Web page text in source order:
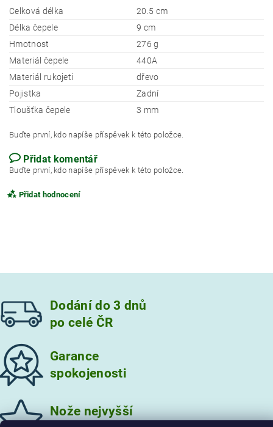
Celková délka
20.5 cm
Délka čepele
9 cm
Hmotnost
276 g
Materiál čepele
440A
Materiál rukojeti
dřevo
Pojistka
Zadní
Tloušťka čepele
3 mm
Buďte první, kdo napíše příspěvek k této položce.
Přidat komentář
Buďte první, kdo napíše příspěvek k této položce.
Přidat hodnocení
Vložením hodnocení souhlasíte s
Dodání do 3 dnů
po celé ČR
Garance
spokojenosti
Nože nejvyšší